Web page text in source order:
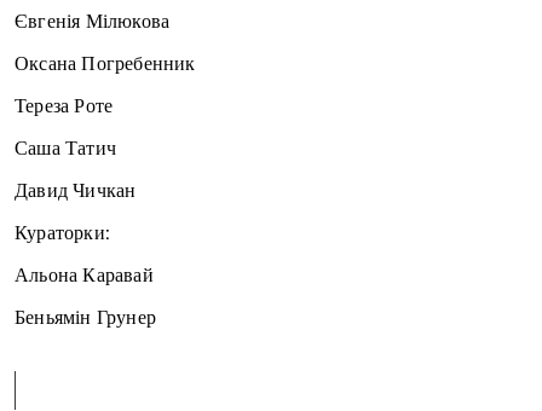
Євгенія Мілюкова
Оксана Погребенник
Тереза Роте
Саша Татич
Давид Чичкан
Кураторки:
Альона Каравай
Беньямін Грунер